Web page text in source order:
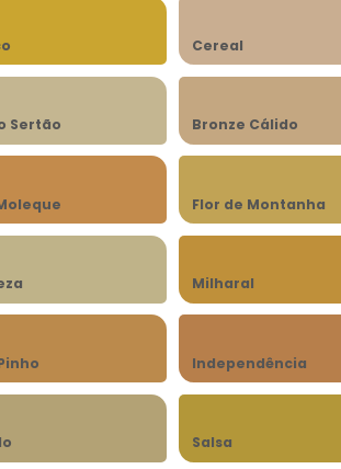
Cereal
Sertão Bronze Cálido
Flor de Montanha
Milharal
Independência
Salsa